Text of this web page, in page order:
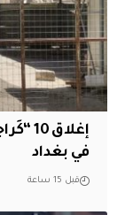
في بغداد
قبل 15 ساعة